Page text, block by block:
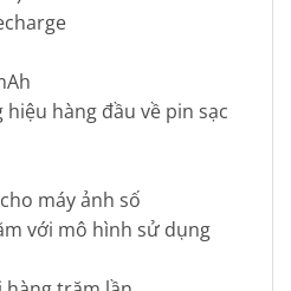
hàng đầu về pin sạc
máy ảnh số
với mô hình sử dụng